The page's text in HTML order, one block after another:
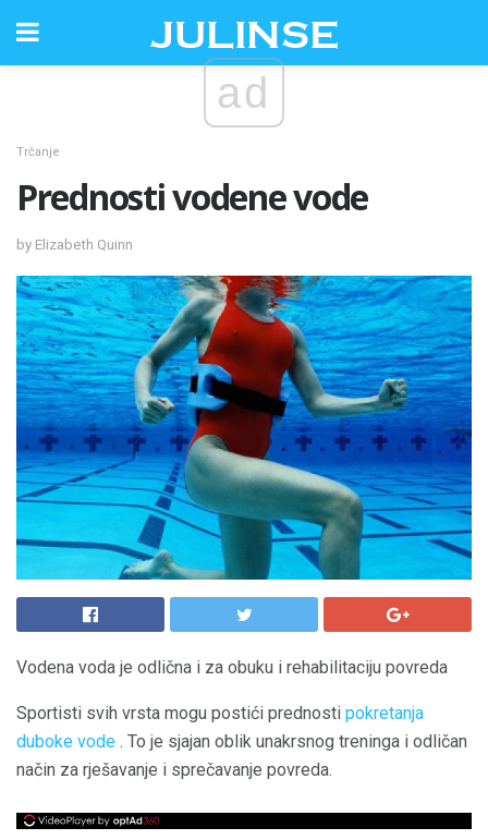
ad
Trčanje
Prednosti vodene vode
by Elizabeth Quinn
Vodena voda je odlična i za obuku i rehabilitaciju povreda
Sportisti svih vrsta mogu postići prednosti pokretanja
duboke vode . To je sjajan oblik unakrsnog treninga i odličan
način za rješavanje i sprečavanje povreda.